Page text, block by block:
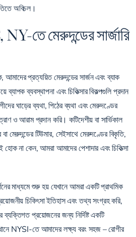
অবিচল।
তে মেরুদন্ডের সার্জারি
প্রত্যয়িত মেরুদন্ডের সার্জন এবং ব্যাক
ব্যবস্থাপনা এবং চিকিত্সার বিকল্পগুলি প্রদান
ঘাড়ের ব্যথা, পিঠের ব্যথা এবং মেরুদণ্ডের
ও আরাম প্রদান করি। কটিদেশীয় বা সার্ভিকাল
বা মেরুদন্ডের টিউমার, সেইসাথে মেরুদণ্ডের বিকৃতি,
না কেন, আমরা আমাদের পেশাদার এবং চিকিত্সা
মাধ্যমে শুরু হয় যেখানে আমরা একটি প্রাথমিক
চিকিৎসা ইতিহাস এবং তথ্য সংগ্রহ করি,
ব্যক্তিগত প্রয়োজনের জন্য নির্দিষ্ট একটি
NYSI-তে আমাদের লক্ষ্য বরং সহজ – রোগীর